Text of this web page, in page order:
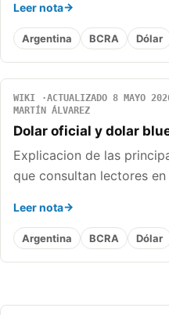
Leer nota
Argentina BCRA Dólar
WIKI ACTUALIZADO 8 MAYO
MARTÍN ÁLVAREZ
Dolar oficial y dolar
Explicacion de las
que consultan lectores
Leer nota
Argentina BCRA Dólar